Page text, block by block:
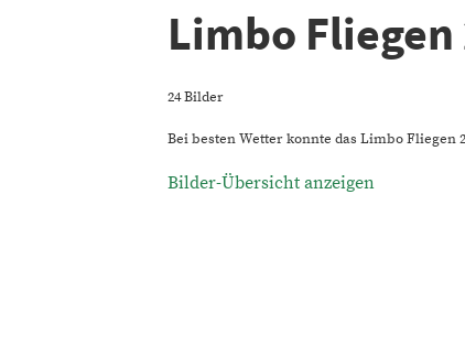
Limbo Fliegen
24 Bilder
Bei besten Wetter konnte das Limbo
Bilder-Übersicht anzeigen